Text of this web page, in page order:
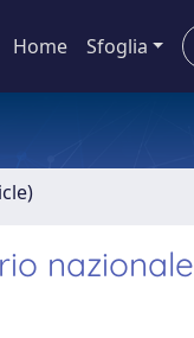
Home Sfoglia
nazionale